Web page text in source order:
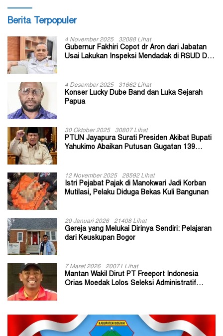
Berita Terpopuler
4 November 2025 32088 Lihat
Gubernur Fakhiri Copot dr Aron dari Jabatan
Usai Lakukan Inspeksi Mendadak di RSUD Dok
4 Desember 2025 31662 Lihat
Konser Lucky Dube Band dan Luka Sejarah
Papua
30 Oktober 2025 30807 Lihat
PTUN Jayapura Surati Presiden Akibat Bupati
Yahukimo Abaikan Putusan Gugatan 139
12 November 2025 28592 Lihat
Istri Pejabat Pajak di Manokwari Jadi Korban
Mutilasi, Pelaku Diduga Bekas Kuli Bangunan
20 Januari 2026 21408 Lihat
Gereja yang Melukai Dirinya Sendiri: Pelajaran
dari Keuskupan Bogor
7 Maret 2026 20071 Lihat
Mantan Wakil Dirut PT Freeport Indonesia
Orias Moedak Lolos Seleksi Administratif